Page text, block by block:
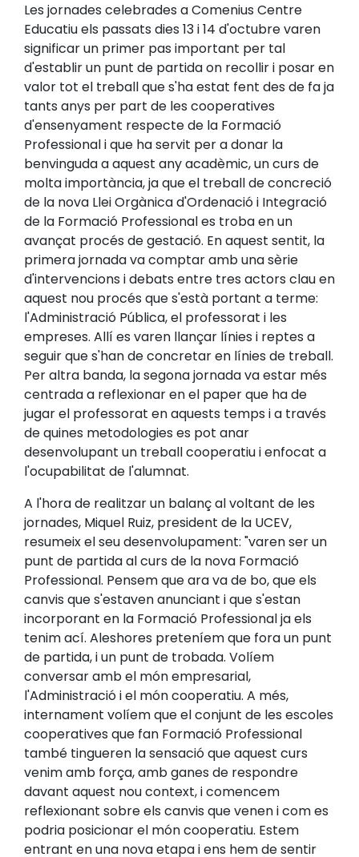
Les jornades celebrades a Comenius Centre
Educatiu els passats dies 13 i 14 d'octubre varen
significar un primer pas important per tal
d'establir un punt de partida on recollir i posar en
valor tot el treball que s'ha estat fent des de fa ja
tants anys per part de les cooperatives
d'ensenyament respecte de la Formació
Professional i que ha servit per a donar la
benvinguda a aquest any acadèmic, un curs de
molta importància, ja que el treball de concreció
de la nova Llei Orgànica d'Ordenació i Integració
de la Formació Professional es troba en un
avançat procés de gestació. En aquest sentit, la
primera jornada va comptar amb una sèrie
d'intervencions i debats entre tres actors clau en
aquest nou procés que s'està portant a terme:
l'Administració Pública, el professorat i les
empreses. Allí es varen llançar línies i reptes a
seguir que s'han de concretar en línies de treball.
Per altra banda, la segona jornada va estar més
centrada a reflexionar en el paper que ha de
jugar el professorat en aquests temps i a través
de quines metodologies es pot anar
desenvolupant un treball cooperatiu i enfocat a
l'ocupabilitat de l'alumnat.
A l'hora de realitzar un balanç al voltant de les
jornades, Miquel Ruiz, president de la UCEV,
resumeix el seu desenvolupament: "varen ser un
punt de partida al curs de la nova Formació
Professional. Pensem que ara va de bo, que els
canvis que s'estaven anunciant i que s'estan
incorporant en la Formació Professional ja els
tenim ací. Aleshores preteníem que fora un punt
de partida, i un punt de trobada. Volíem
conversar amb el món empresarial,
l'Administració i el món cooperatiu. A més,
internament volíem que el conjunt de les escoles
cooperatives que fan Formació Professional
també tingueren la sensació que aquest curs
venim amb força, amb ganes de respondre
davant aquest nou context, i comencem
reflexionant sobre els canvis que venen i com es
podria posicionar el món cooperatiu. Estem
entrant en una nova etapa i ens hem de sentir